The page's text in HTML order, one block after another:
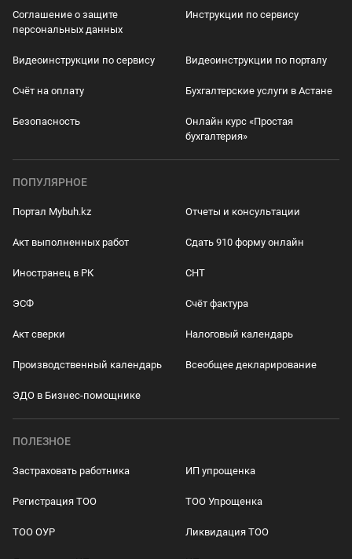
Соглашение о защите
персональных данных
Инструкции по сервису
Видеоинструкции по сервису Видеоинструкции по порталу
Счёт на оплату Бухгалтерские услуги в Астане
Безопасность
Онлайн курс «Простая
бухгалтерия»
ПОПУЛЯРНОЕ
Портал Mybuh.kz Отчеты и консультации
Акт выполненных работ Сдать 910 форму онлайн
Иностранец в РК СНТ
ЭСФ Счёт фактура
Акт сверки Налоговый календарь
Производственный календарь Всеобщее декларирование
ЭДО в Бизнес-помощнике
ПОЛЕЗНОЕ
Застраховать работника ИП упрощенка
Регистрация ТОО ТОО Упрощенка
ТОО ОУР Ликвидация ТОО